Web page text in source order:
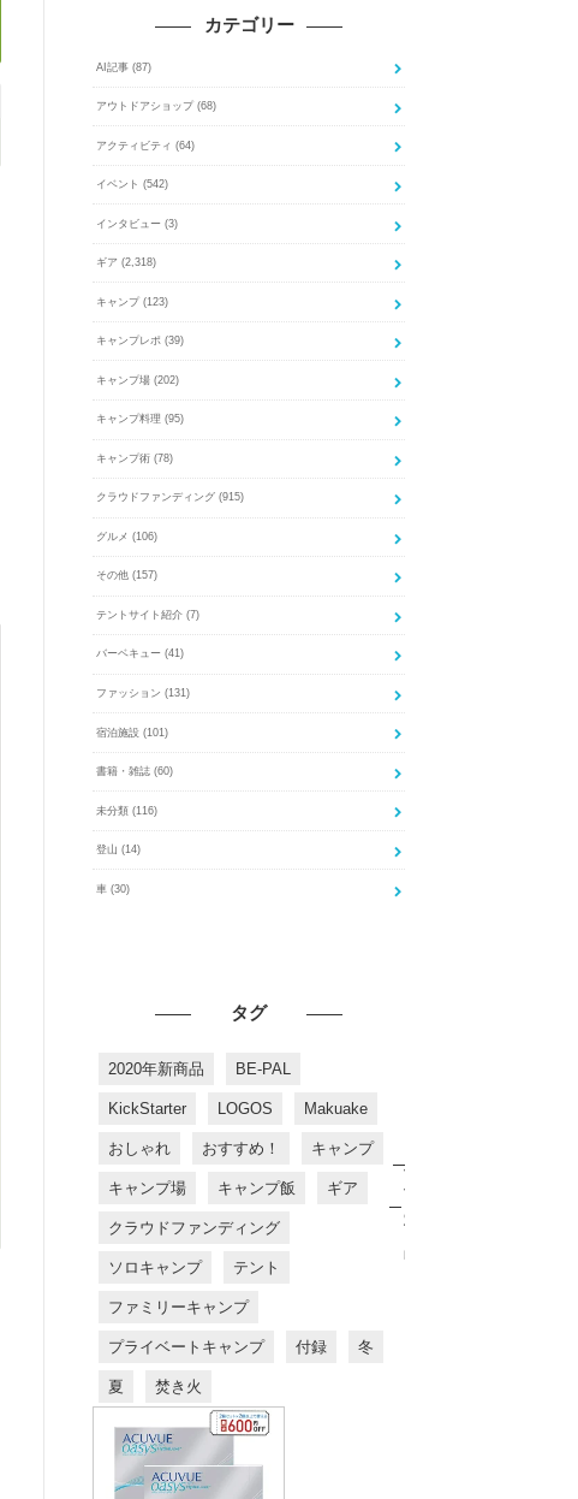
カテゴリー
AI記事 (87)
アウトドアショップ (68)
アクティビティ (64)
イベント (542)
インタビュー (3)
ギア (2,318)
キャンプ (123)
キャンプレポ (39)
キャンプ場 (202)
キャンプ料理 (95)
キャンプ術 (78)
クラウドファンディング (915)
グルメ (106)
その他 (157)
テントサイト紹介 (7)
バーベキュー (41)
ファッション (131)
宿泊施設 (101)
書籍・雑誌 (60)
未分類 (116)
登山 (14)
車 (30)
タグ
2020年新商品 BE-PAL
KickStarter LOGOS Makuake
おしゃれ おすすめ！ キャンプ
キャンプ場 キャンプ飯 ギア
クラウドファンディング
ソロキャンプ テント
ファミリーキャンプ
プライベートキャンプ 付録 冬
夏 焚き火
す
す
め
商
品